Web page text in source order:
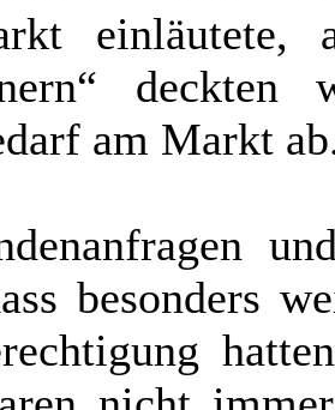
am Markt
besonders